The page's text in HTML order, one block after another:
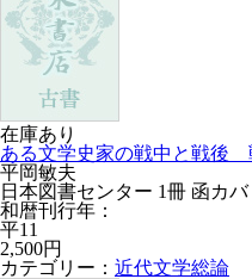
在庫あり
ある文学史家の戦中と戦後
平岡敏夫
日本図書センター 1冊 函カバ
和暦刊行年：
平11
2,500円
カテゴリー： 近代文学総論